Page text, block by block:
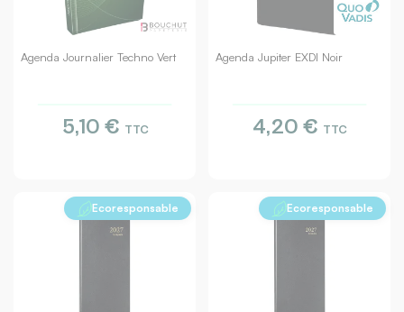
Agenda Journalier Techno Vert
5,10 € TTC
Agenda Jupiter EXDI Noir
4,20 € TTC
Ecoresponsable Ecoresponsable